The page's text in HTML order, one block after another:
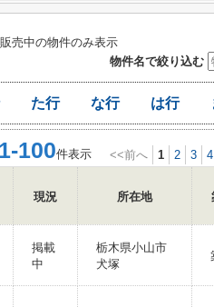
販売中の物件のみ表示
物件名で絞り込む
た行 な行 は行
100件表示 <<前へ 1 2 3 4
現況 所在地
掲載
中
栃木県小山市
犬塚